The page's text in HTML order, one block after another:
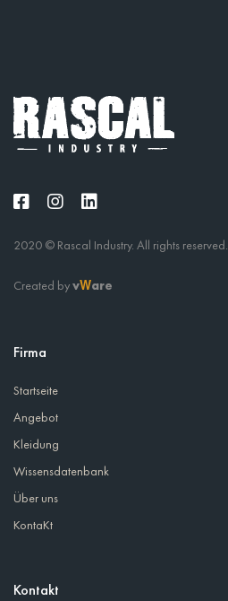
2020 © Rascal Industry. All rights reserved.
Created byvWare
Firma
Startseite
Angebot
Kleidung
Wissensdatenbank
Über uns
KontaKt
Kontakt